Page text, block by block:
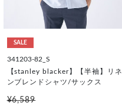
SALE
341203-82_S
【stanley blacker】【半袖】リネ
ンブレンドシャツ/サックス
¥6,589